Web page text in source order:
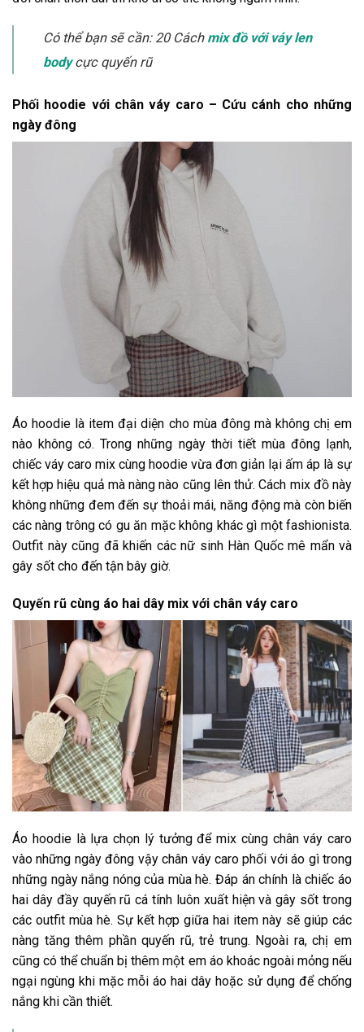
Có thể bạn sẽ cần: 20 Cách mix đồ với váy len
bodycực quyến rũ
Phối hoodie với chân váy caro – Cứu cánh cho những
ngày đông
Áo hoodie là item đại diện cho mùa đông mà không chị em
nào không có. Trong những ngày thời tiết mùa đông lạnh,
chiếc váy caro mix cùng hoodie vừa đơn giản lại ấm áp là sự
kết hợp hiệu quả mà nàng nào cũng lên thử. Cách mix đồ này
không những đem đến sự thoải mái, năng động mà còn biến
các nàng trông có gu ăn mặc không khác gì một fashionista.
Outfit này cũng đã khiến các nữ sinh Hàn Quốc mê mẩn và
gây sốt cho đến tận bây giờ.
Quyến rũ cùng áo hai dây mix với chân váy caro
Áo hoodie là lựa chọn lý tưởng để mix cùng chân váy caro
vào những ngày đông vậy chân váy caro phối với áo gì trong
những ngày nắng nóng của mùa hè. Đáp án chính là chiếc áo
hai dây đầy quyến rũ cá tính luôn xuất hiện và gây sốt trong
các outfit mùa hè. Sự kết hợp giữa hai item này sẽ giúp các
nàng tăng thêm phần quyến rũ, trẻ trung. Ngoài ra, chị em
cũng có thể chuẩn bị thêm một em áo khoác ngoài mỏng nếu
ngại ngùng khi mặc mỗi áo hai dây hoặc sử dụng để chống
nắng khi cần thiết.